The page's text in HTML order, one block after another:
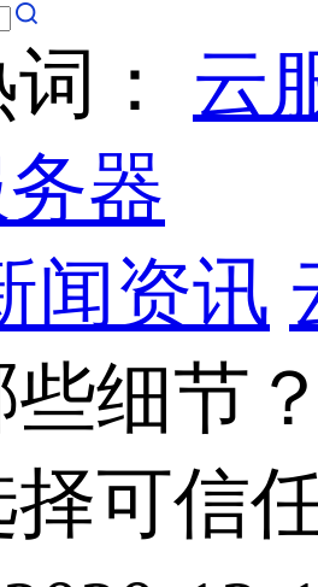
： 云
器
闻资讯
细节
可信